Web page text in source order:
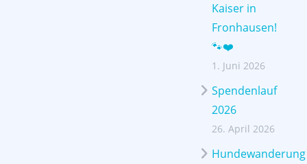
Kaiser in
Fronhausen!
🐾❤️
1. Juni 2026
Spendenlauf
2026
26. April 2026
Hundewanderung